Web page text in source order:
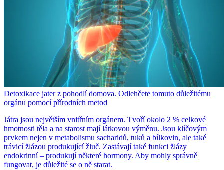
Detoxikace jater z pohodlí domova. Odlehčete tomuto důležitému
orgánu pomocí přírodních metod
Játra jsou největším vnitřním orgánem. Tvoří okolo 2 % celkové
hmotnosti těla a na starost mají látkovou výměnu. Jsou klíčovým
prvkem nejen v metabolismu sacharidů, tuků a bílkovin, ale také
trávicí žlázou produkující žluč. Zastávají také funkci žlázy
endokrinní – produkují některé hormony. Aby mohly správně
fungovat, je důležité se o ně starat.